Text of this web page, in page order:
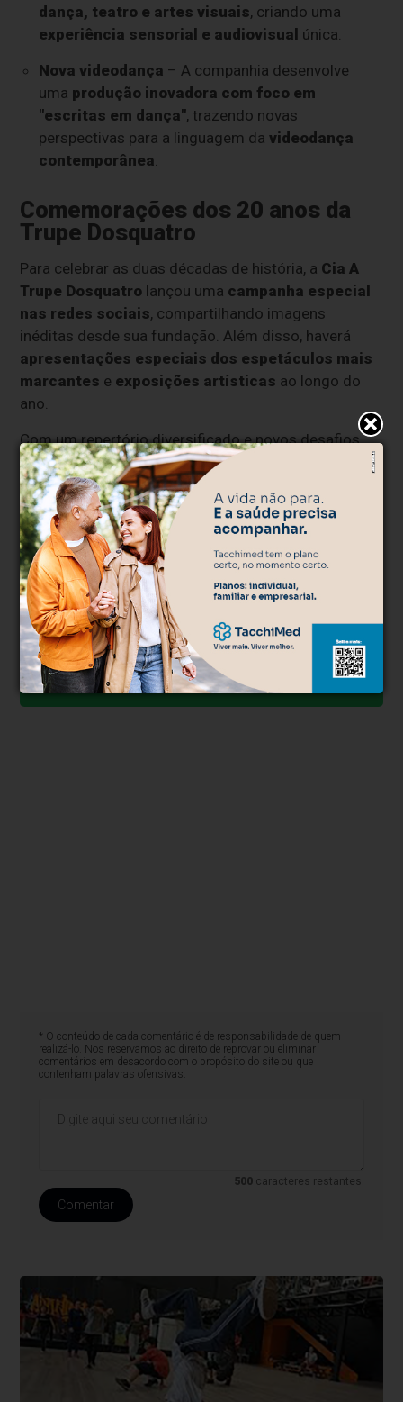
dança, teatro e artes visuais, criando uma
experiência sensorial e audiovisual única.
Nova videodança – A companhia desenvolve
uma produção inovadora com foco em
"escritas em dança", trazendo novas
perspectivas para a linguagem da videodança
contemporânea.
Comemorações dos 20 anos da
Trupe Dosquatro
Para celebrar as duas décadas de história, a Cia A
Trupe Dosquatro lançou uma campanha especial
nas redes sociais, compartilhando imagens
inéditas desde sua fundação. Além disso, haverá
apresentações especiais dos espetáculos mais
marcantes e exposições artísticas ao longo do
ano.
Com um repertório diversificado e novos desafios
pela frente, a companhia reafirma seu compromisso
com aarte e a inovação, encantando plateias e
inspirando novas gerações de artistas.
Acompanhe as novidades:
www.atrupedosquatro.com.br
Clique aqui e faça parte do nosso grupo no
WhatsApp
* O conteúdo de cada comentário é de responsabilidade de quem
realizá-lo. Nos reservamos ao direito de reprovar ou eliminar
comentários em desacordo com o propósito do site ou que
contenham palavras ofensivas.
500 caracteres restantes.
Comentar